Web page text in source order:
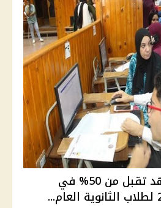
قائمة كليات ومعاهد تقبل من 50% في